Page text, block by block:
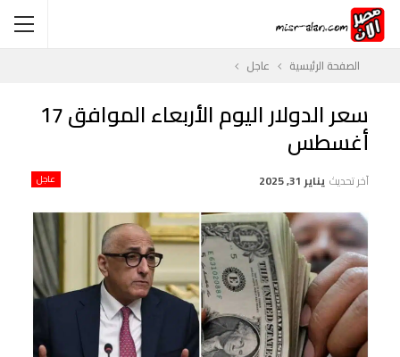
الصفحة الرئيسية عاجل
سعر الدولار اليوم الأربعاء الموافق 17
أغسطس
عاجل آخر تحديث يناير 31, 2025